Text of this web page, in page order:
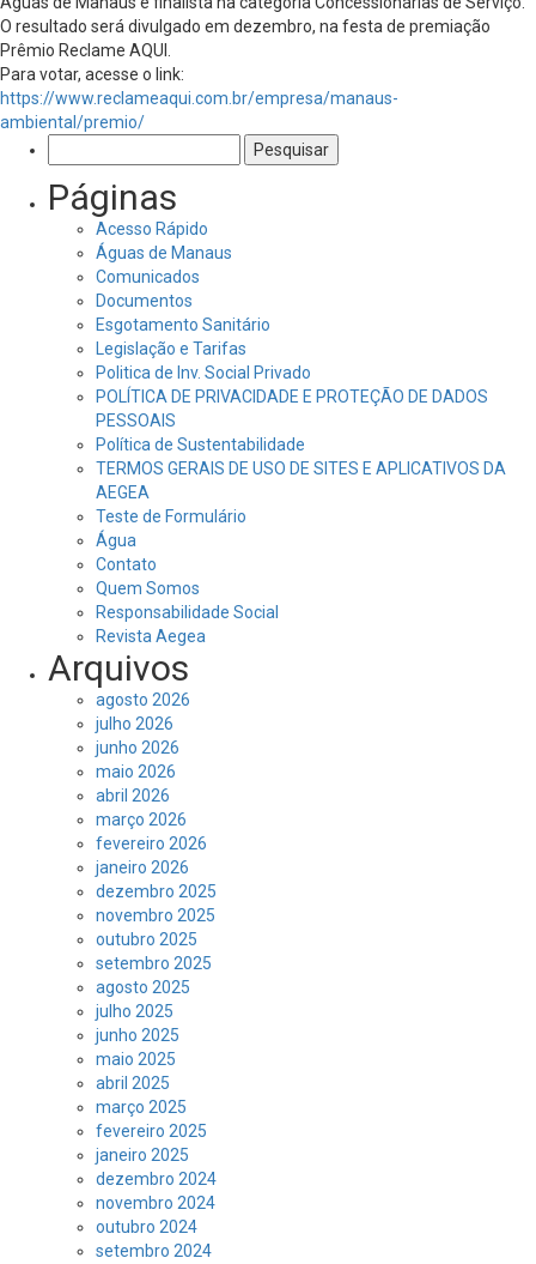
O resultado será divulgado em dezembro, na festa de premiação
Prêmio Reclame AQUI.
Para votar, acesse o link:
https://www.reclameaqui.com.br/empresa/manaus-
ambiental/premio/
por:
Páginas
Acesso Rápido
Águas de Manaus
Comunicados
Documentos
Esgotamento Sanitário
Legislação e Tarifas
Politica de Inv. Social Privado
POLÍTICA DE PRIVACIDADE E PROTEÇÃO DE DADOS
PESSOAIS
Política de Sustentabilidade
TERMOS GERAIS DE USO DE SITES E APLICATIVOS DA
AEGEA
Teste de Formulário
Água
Contato
Quem Somos
Responsabilidade Social
Revista Aegea
Arquivos
agosto 2026
julho 2026
junho 2026
maio 2026
abril 2026
março 2026
fevereiro 2026
janeiro 2026
dezembro 2025
novembro 2025
outubro 2025
setembro 2025
agosto 2025
julho 2025
junho 2025
maio 2025
abril 2025
março 2025
fevereiro 2025
janeiro 2025
dezembro 2024
novembro 2024
outubro 2024
setembro 2024